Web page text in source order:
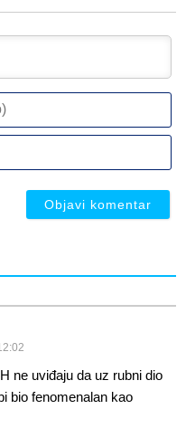
ne uviđaju da uz rubni dio
bio fenomenalan kao